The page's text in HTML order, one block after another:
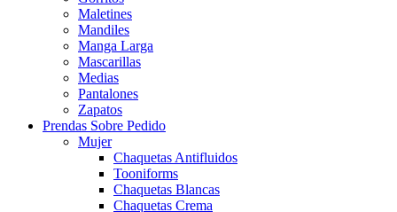
Maletines
Mandiles
Manga Larga
Mascarillas
Medias
Pantalones
Zapatos
Prendas Sobre Pedido
Mujer
Chaquetas Antifluidos
Tooniforms
Chaquetas Blancas
Chaquetas Crema